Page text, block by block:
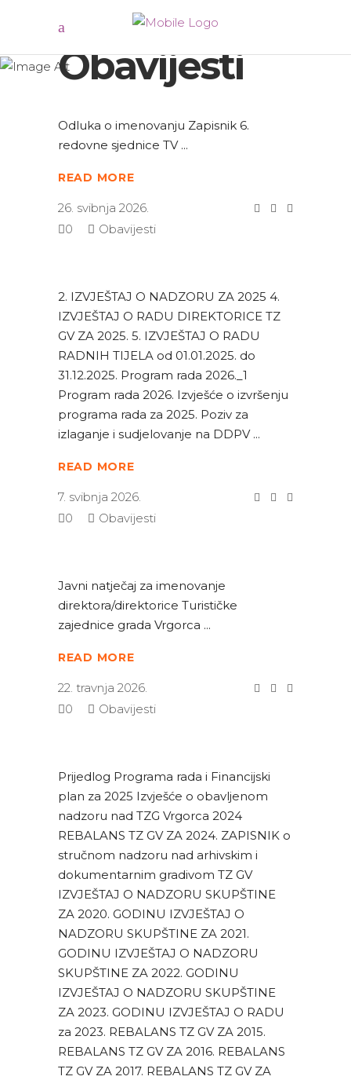
Obavijesti
Odluka o imenovanju Zapisnik 6.
redovne sjednice TV
READ MORE
26. svibnja 2026.
0
Obavijesti
2. IZVJEŠTAJ O NADZORU ZA 2025 4.
IZVJEŠTAJ O RADU DIREKTORICE TZ
GV ZA 2025. 5. IZVJEŠTAJ O RADU
RADNIH TIJELA od 01.01.2025. do
31.12.2025. Program rada 2026._1
Program rada 2026. Izvješće o izvršenju
programa rada za 2025. Poziv za
izlaganje i sudjelovanje na DDPV
READ MORE
7. svibnja 2026.
0
Obavijesti
Javni natječaj za imenovanje
direktora/direktorice Turističke
zajednice grada Vrgorca
READ MORE
22. travnja 2026.
0
Obavijesti
Prijedlog Programa rada i Financijski
plan za 2025 Izvješće o obavljenom
nadzoru nad TZG Vrgorca 2024
REBALANS TZ GV ZA 2024. ZAPISNIK o
stručnom nadzoru nad arhivskim i
dokumentarnim gradivom TZ GV
IZVJEŠTAJ O NADZORU SKUPŠTINE
ZA 2020. GODINU IZVJEŠTAJ O
NADZORU SKUPŠTINE ZA 2021.
GODINU IZVJEŠTAJ O NADZORU
SKUPŠTINE ZA 2022. GODINU
IZVJEŠTAJ O NADZORU SKUPŠTINE
ZA 2023. GODINU IZVJEŠTAJ O RADU
za 2023. REBALANS TZ GV ZA 2015.
REBALANS TZ GV ZA 2016. REBALANS
TZ GV ZA 2017. REBALANS TZ GV ZA